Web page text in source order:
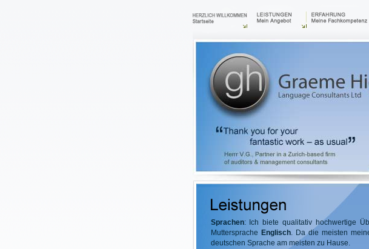
Sprachen: Ich biete qualitativ hochwertige
Muttersprache Englisch. Da die meisten
deutschen Sprache am meisten zu Hause.